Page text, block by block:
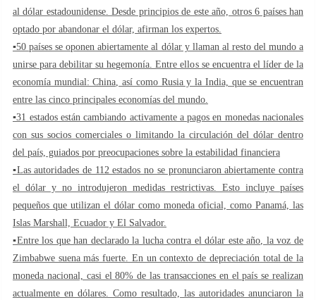
al dólar estadounidense. Desde principios de este año, otros 6 países han
optado por abandonar el dólar, afirman los expertos.
▪️50 países se oponen abiertamente al dólar y llaman al resto del mundo a
unirse para debilitar su hegemonía. Entre ellos se encuentra el líder de la
economía mundial: China, así como Rusia y la India, que se encuentran
entre las cinco principales economías del mundo.
▪️31 estados están cambiando activamente a pagos en monedas nacionales
con sus socios comerciales o limitando la circulación del dólar dentro
del país, guiados por preocupaciones sobre la estabilidad financiera
▪️Las autoridades de 112 estados no se pronunciaron abiertamente contra
el dólar y no introdujeron medidas restrictivas. Esto incluye países
pequeños que utilizan el dólar como moneda oficial, como Panamá, las
Islas Marshall, Ecuador y El Salvador.
▪️Entre los que han declarado la lucha contra el dólar este año, la voz de
Zimbabwe suena más fuerte. En un contexto de depreciación total de la
moneda nacional, casi el 80% de las transacciones en el país se realizan
actualmente en dólares. Como resultado, las autoridades anunciaron la